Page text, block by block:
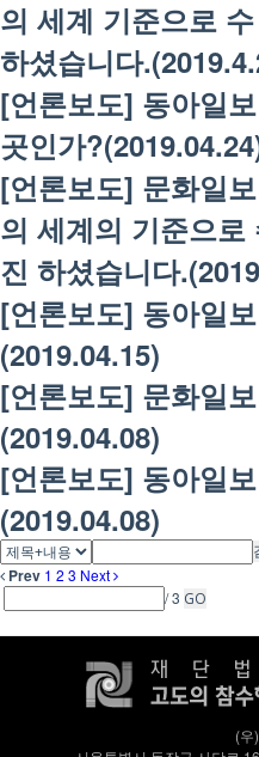
의 세계 기준으로
하셨습니다
[언론보도] 동아일
곳인가
[언론보도] 문화일
의 세계의 기준으로
진 하셨습니다
[언론보도] 동아일
(2019.04.15)
[언론보도] 문화일
(2019.04.08)
[언론보도] 동아일
(2019.04.08)
Prev 1 2 3 Next
/ 3 GO
(우